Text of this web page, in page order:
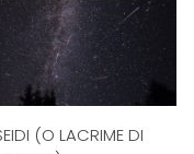
(O LACRIME DI